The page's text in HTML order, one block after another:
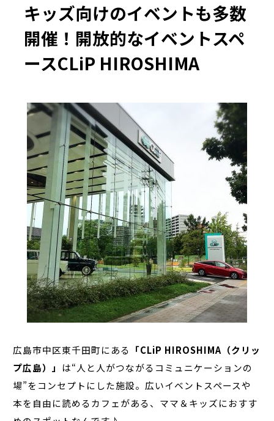
キッズ向けのイベントも多数
開催！開放的なイベントスペ
ースCLiP HIROSHIMA
広島市中区東千田町にある 「CLiP HIROSHIMA（クリッ
プ広島）」 は“人と人がつながるコミュニケーションの
場”をコンセプトにした施設。広いイベントスペースや
本を自由に読めるカフェがある、ママ＆キッズにおすす